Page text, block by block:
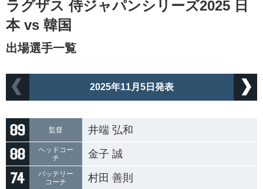
ラグザス 侍ジャパンシリーズ2025 日
本 vs 韓国
出場選手一覧
2025年11月5日発表
監督 井端 弘和
ヘッドコー
チ
金子 誠
バッテリー
コーチ
村田 善則